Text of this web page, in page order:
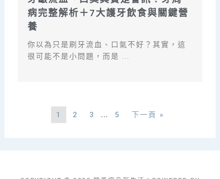
病完整解析＋7大護牙飲食與關鍵營
養
你以為只是刷牙流血、口氣不好？其實，這
很可能不是小問題，而是 ...
1 2 3 ... 5 下一頁 »